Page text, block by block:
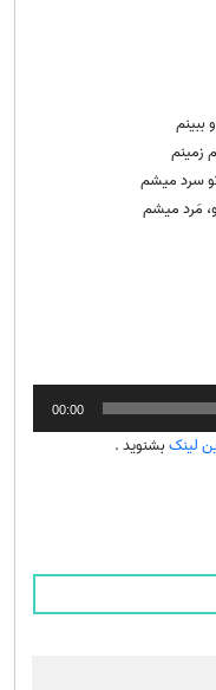
ببینم
زمینم
سرد میشم
مَرد میشم
00:00
لینکبشنوید .